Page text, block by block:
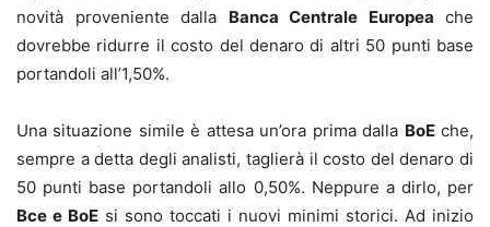
novità proveniente dalla Banca Centrale Europea che
dovrebbe ridurre il costo del denaro di altri 50 punti base
portandoli all’1,50%.
Una situazione simile è attesa un’ora prima dalla BoEche,
sempre a detta degli analisti, taglierà il costo del denaro di
50 punti base portandoli allo 0,50%. Neppure a dirlo, per
Bce e BoE si sono toccati i nuovi minimi storici. Ad inizio